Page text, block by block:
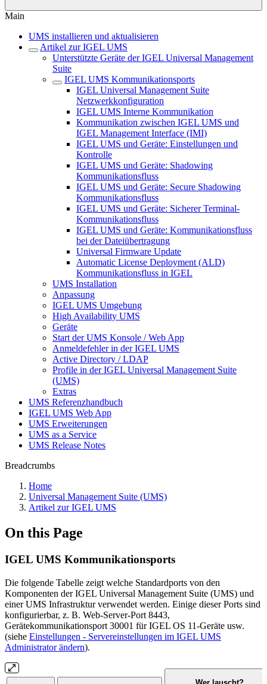
Main
UMS installieren und aktualisieren
Artikel zur IGEL UMS
Unterstützte Geräte der IGEL Universal Management
Suite
IGEL UMS Kommunikationsports
IGEL Universal Management Suite
Netzwerkkonfiguration
IGEL UMS Interne Kommunikation
Kommunikation zwischen IGEL UMS und
IGEL Management Interface (IMI)
IGEL UMS und Geräte: Einstellungen und
Kontrolle
IGEL UMS und Geräte: Shadowing
Kommunikationsfluss
IGEL UMS und Geräte: Secure Shadowing
Kommunikationsfluss
IGEL UMS und Geräte: Sicherer Terminal-
Kommunikationsfluss
IGEL UMS und Geräte: Kommunikationsfluss
bei der Dateiübertragung
Universal Firmware Update
Automatic License Deployment (ALD)
Kommunikationsfluss in IGEL
UMS Installation
Anpassung
IGEL UMS Umgebung
High Availability UMS
Geräte
Start der UMS Konsole / Web App
Anmeldefehler in der IGEL UMS
Active Directory / LDAP
Profile in der IGEL Universal Management Suite
(UMS)
Extras
UMS Referenzhandbuch
IGEL UMS Web App
UMS Erweiterungen
UMS as a Service
UMS Release Notes
Breadcrumbs
Home
Universal Management Suite (UMS)
Artikel zur IGEL UMS
On this Page
IGEL UMS Kommunikationsports
Die folgende Tabelle zeigt welche Standardports von den
Komponenten der IGEL Universal Management Suite (UMS) und
einer UMS Infrastruktur verwendet werden. Einige dieser Ports sind
konfigurierbar, z. B. Web-Server-Port 8443,
Gerätekommunikationsport 30001 für IGEL OS 11-Geräte usw.
(siehe Einstellungen - Servereinstellungen im IGEL UMS
Administrator ändern).